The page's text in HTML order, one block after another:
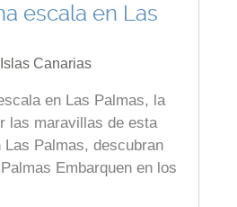
escala en Las
Islas Canarias
en Las Palmas, la
las maravillas de esta
Palmas, descubran
Embarquen en los